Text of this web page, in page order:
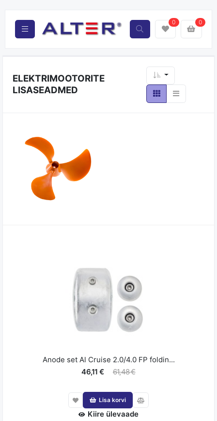
0 0
ELEKTRIMOOTORITE
LISASEADMED
Anode set Al Cruise 2.0/4.0 FP foldin...
46,11 €
61,48 €
Lisa korvi
Kiire ülevaade